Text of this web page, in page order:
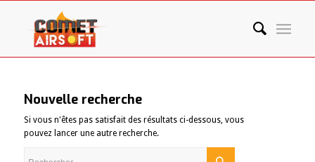
Nouvelle recherche
Si vous n'êtes pas satisfait des résultats ci-dessous, vous
pouvez lancer une autre recherche.